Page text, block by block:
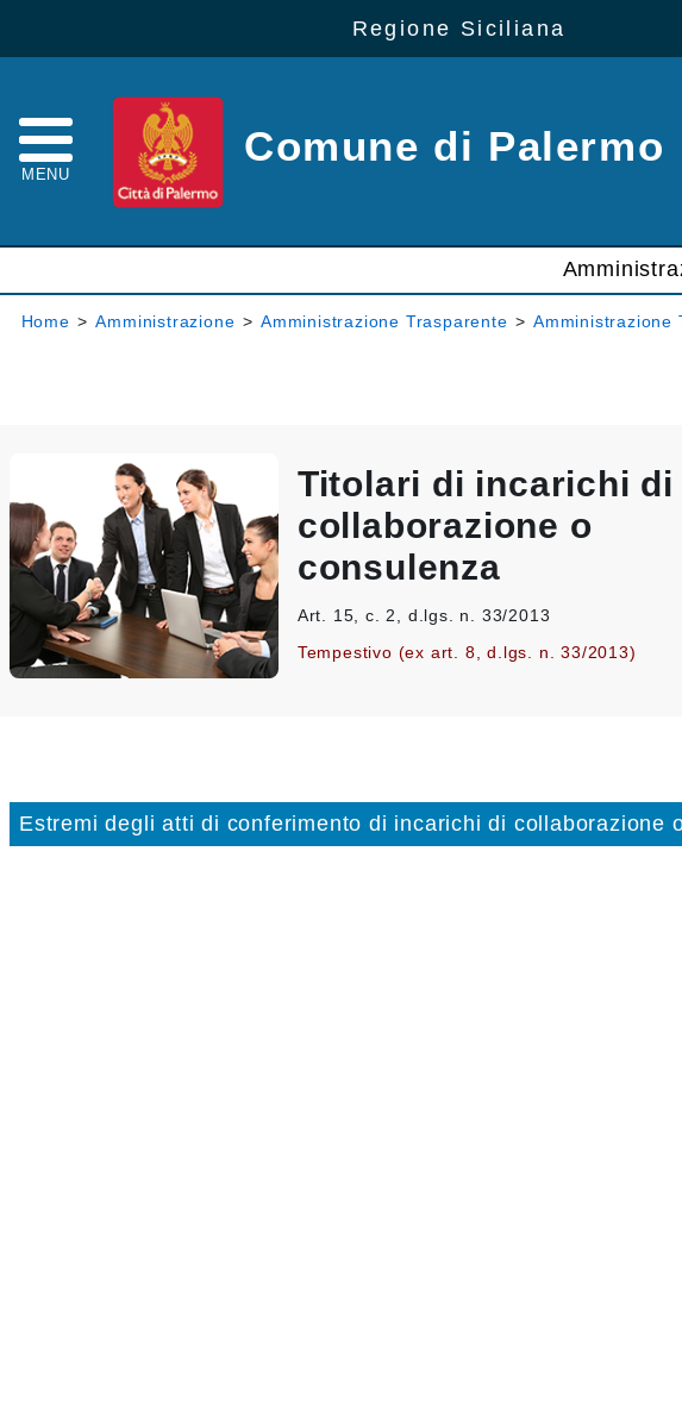
Regione Siciliana
MENU
Comune di Palermo
Home > Amministrazione > Amministrazione Trasparente > Amministrazione
Titolari di incarichi di
collaborazione o
consulenza
Art. 15, c. 2, d.lgs. n. 33/2013
Tempestivo (ex art. 8, d.lgs. n. 33/2013)
Estremi degli atti di conferimento di incarichi di